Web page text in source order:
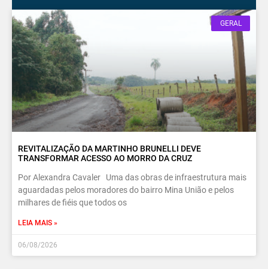
GERAL
REVITALIZAÇÃO DA MARTINHO BRUNELLI DEVE
TRANSFORMAR ACESSO AO MORRO DA CRUZ
Por Alexandra Cavaler Uma das obras de infraestrutura mais
aguardadas pelos moradores do bairro Mina União e pelos
milhares de fiéis que todos os
LEIA MAIS »
06/08/2026